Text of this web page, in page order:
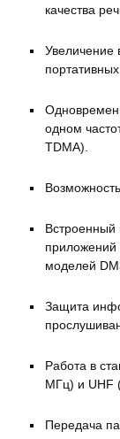
качества
Увеличение
одном
TDMA).
Встроенный
приложений
моделей
Защита
Работа в
МГц) и UHF
Передача